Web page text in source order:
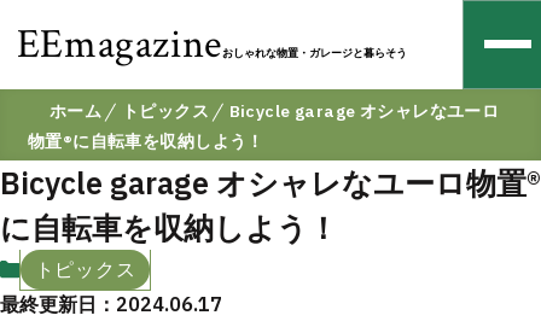
EEmagazineおしゃれな物置・ガレージと暮らそう
ホーム トピックス
Bicycle garage オシャレなユーロ
物置®︎に自転車を収納しよう！
Bicycle garage オシャレなユーロ物置®︎
に自転車を収納しよう！
トピックス
最終更新日：2024.06.17